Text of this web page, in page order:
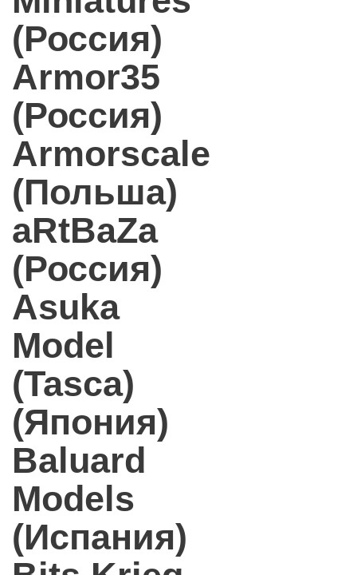
(Россия)
Armor35
(Россия)
Armorscale
(Польша)
aRtBaZa
(Россия)
Asuka
Model
(Tasca)
(Япония)
Baluard
Models
(Испания)